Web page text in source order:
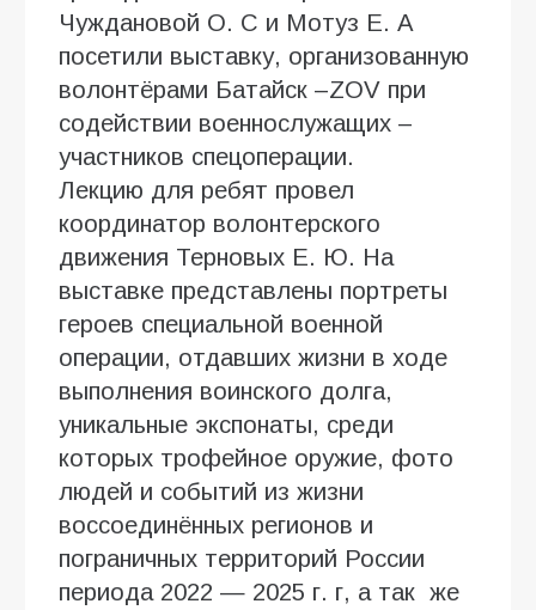
Чуждановой О. С и Мотуз Е. А
посетили выставку, организованную
волонтёрами Батайск –ZOV при
содействии военнослужащих –
участников спецоперации.
Лекцию для ребят провел
координатор волонтерского
движения Терновых Е. Ю. На
выставке представлены портреты
героев специальной военной
операции, отдавших жизни в ходе
выполнения воинского долга,
уникальные экспонаты, среди
которых трофейное оружие, фото
людей и событий из жизни
воссоединённых регионов и
пограничных территорий России
периода 2022 — 2025 г. г, а так же